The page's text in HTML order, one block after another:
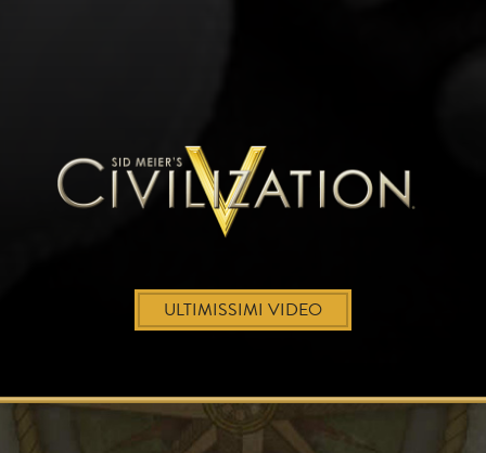
ULTIMISSIMI VIDEO